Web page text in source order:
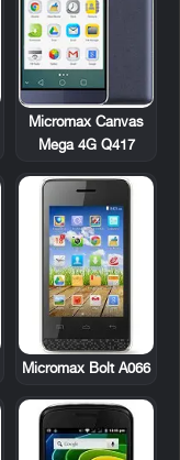
Micromax Canvas
Mega 4G Q417
Micromax Bolt A066